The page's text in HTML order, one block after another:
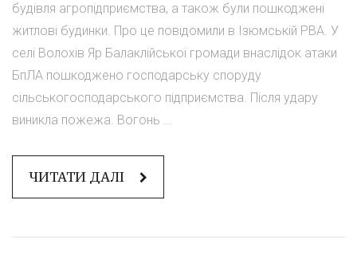
будівля агропідприємства, а також були пошкоджені
житлові будинки. Про це повідомили в Ізюмській РВА. У
селі Волохів Яр Балаклійської громади внаслідок атаки
БпЛА пошкоджено господарську споруду
сільськогосподарського підприємства. Після удару
виникла пожежа. Вогонь ...
ЧИТАТИ ДАЛІ